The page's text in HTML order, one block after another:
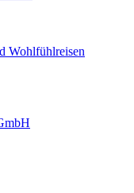
Wohlfühlreisen